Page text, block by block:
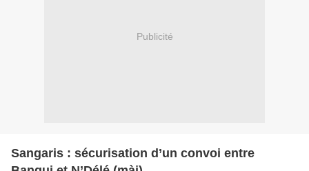
Publicité
Sangaris : sécurisation d’un convoi entre